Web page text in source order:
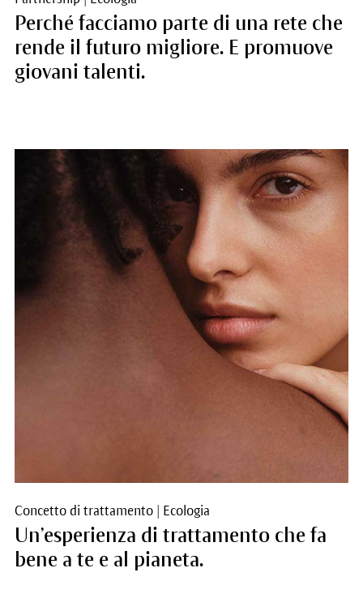
Perché facciamo parte di una rete che
rende il futuro migliore. E promuove
giovani talenti.
Concetto di trattamento| Ecologia
Un’esperienza di trattamento che fa
bene a te e al pianeta.